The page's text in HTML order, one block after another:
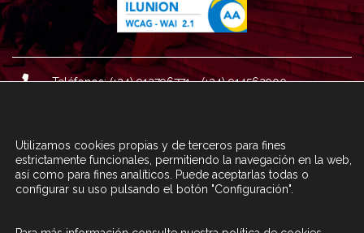
Teléfonos: (+34) 913796771 - (+34) 914562900
Correo : informacion@fundacioncarolina.es
CONTACTA CON FCA TRAVÉS DEL
Utilizamos cookies propias y de terceros para fines
estrictamente funcionales, permitiendo la navegación en la web,
así como para fines analíticos. Puede aceptarlas todas o
configurar su uso pulsando el botón "Configuración".